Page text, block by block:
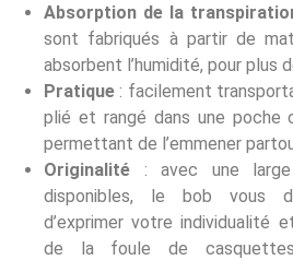
Absorption de la
sont fabriqués à partir de
absorbent l’humidité, pour plus
Pratique : facilement
plié et rangé dans une poche
permettant de l’emmener
Originalité : avec une
disponibles, le bob vous
d’exprimer votre individualité
de la foule de